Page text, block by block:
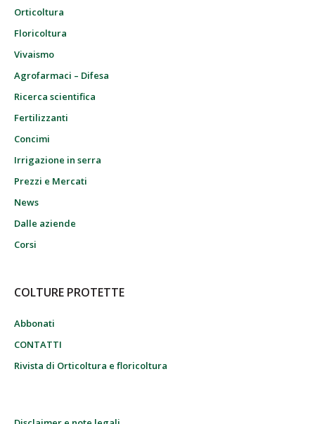
Orticoltura
Floricoltura
Vivaismo
Agrofarmaci – Difesa
Ricerca scientifica
Fertilizzanti
Concimi
Irrigazione in serra
Prezzi e Mercati
News
Dalle aziende
Corsi
COLTURE PROTETTE
Abbonati
CONTATTI
Rivista di Orticoltura e floricoltura